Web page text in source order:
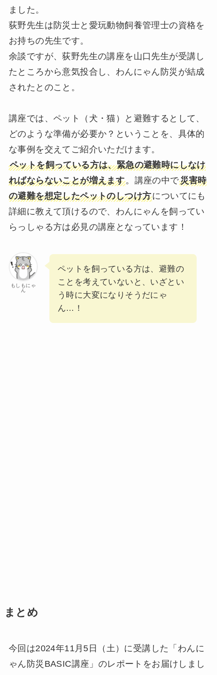
ました。
荻野先生は​防災士と​愛玩動物飼養管理士の資格を
お持ちの先生です。
余談ですが、荻野先生の講座を山口先生が受講し
たところから意気投合し、わんにゃん防災が結成
されたとのこと。
講座では、ペット（犬・猫）と避難するとして、
どのような準備が必要か？ということを、具体的
な事例を交えてご紹介いただけます。
ペットを飼っている方は、緊急の避難時にしなけ
ればならないことが増えます。講座の中で災害時
の避難を想定したペットのしつけ方についてにも
詳細に教えて頂けるので、わんにゃんを飼ってい
らっしゃる方は必見の講座となっています！
もしもにゃ
ん
ペットを飼っている方は、避難の
ことを考えていないと、いざとい
う時に大変になりそうだにゃ
ん…！
まとめ
今回は2024年11月5日（土）に受講した「わんに
ゃん防災BASIC講座」のレポートをお届けしまし